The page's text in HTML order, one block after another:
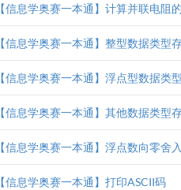
【信息学奥赛一本通】计算并联电阻
【信息学奥赛一本通】整型数据类型
【信息学奥赛一本通】浮点型数据类
【信息学奥赛一本通】其他数据类型
【信息学奥赛一本通】浮点数向零舍
【信息学奥赛一本通】打印ASCII码